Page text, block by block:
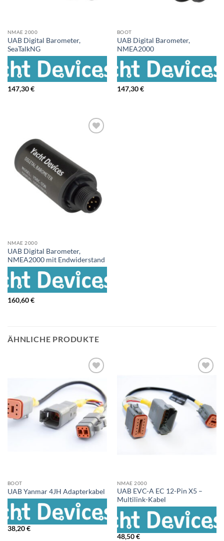
NMAE 2000
UAB Digital Barometer,
SeaTalkNG
147,30€
BOOT
UAB Digital Barometer,
NMEA2000
147,30€
NMAE 2000
UAB Digital Barometer,
NMEA2000 mit Endwiderstand
160,60€
ÄHNLICHE PRODUKTE
BOOT
UAB Yanmar 4JH Adapterkabel
38,20€
NMAE 2000
UAB EVC-A EC 12-Pin X5 –
Multilink-Kabel
48,50€